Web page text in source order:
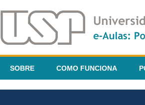
SOBRE COMO FUNCIONA